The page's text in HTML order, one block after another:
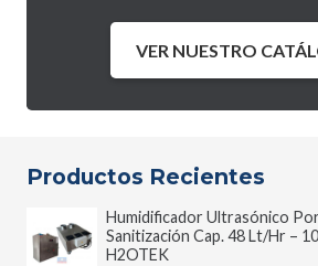
VER NUESTRO
Productos Recientes
Humidificador Ultrasónico
Sanitización Cap. 48 Lt/Hr –
H2OTEK